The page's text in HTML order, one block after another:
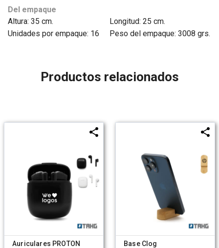
Del empaque
Altura: 35 cm.
Longitud: 25 cm.
Unidades por empaque: 16
Peso del empaque: 3008 grs.
Productos relacionados
Auriculares PROTON Base Clog